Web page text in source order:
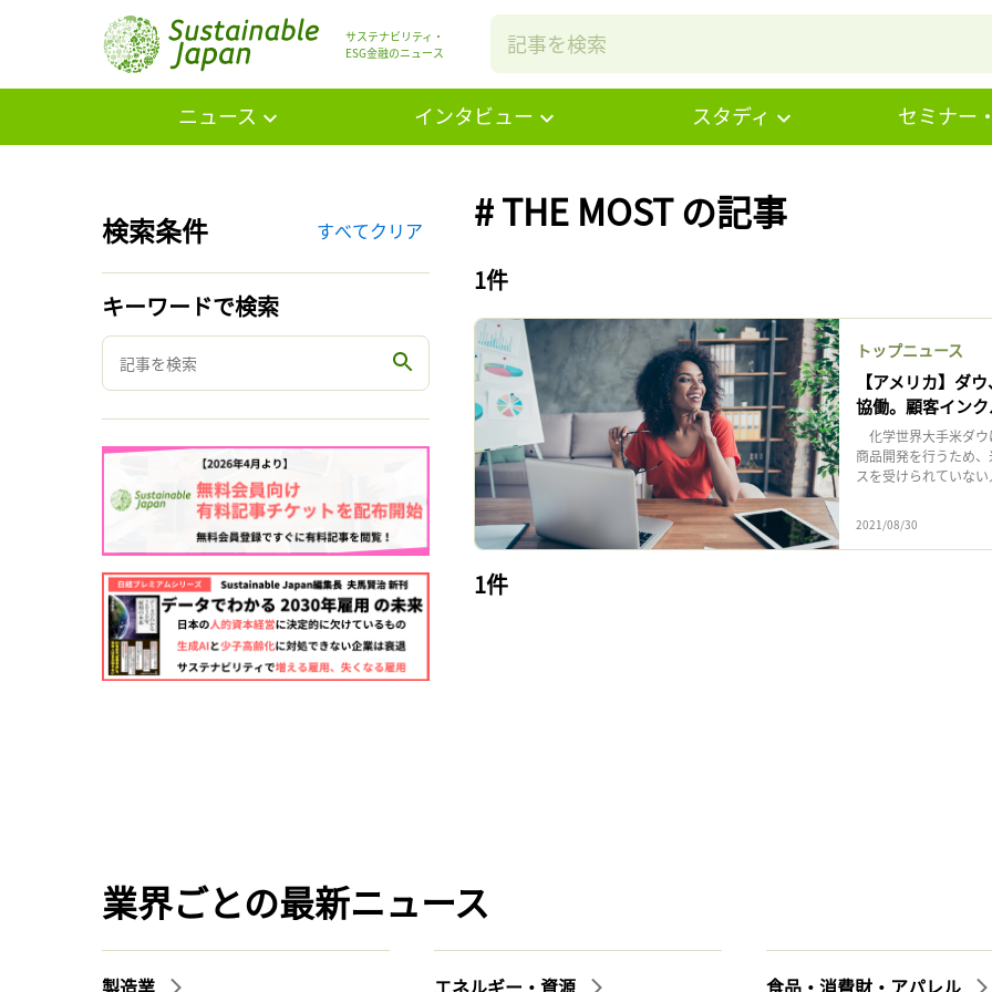
サステナビリティ・
ESG金融のニュース
ニュース インタビュー スタディ セミナー
検索条件 すべてクリア
キーワードで検索
# THE MOST の記事
1件
トップニュース
【アメリカ】ダ
協働。顧客イン
化学世界大手米ダウ
商品開発を行うため
スを受けられていな
2021/08/30
1件
業界ごとの最新ニュース